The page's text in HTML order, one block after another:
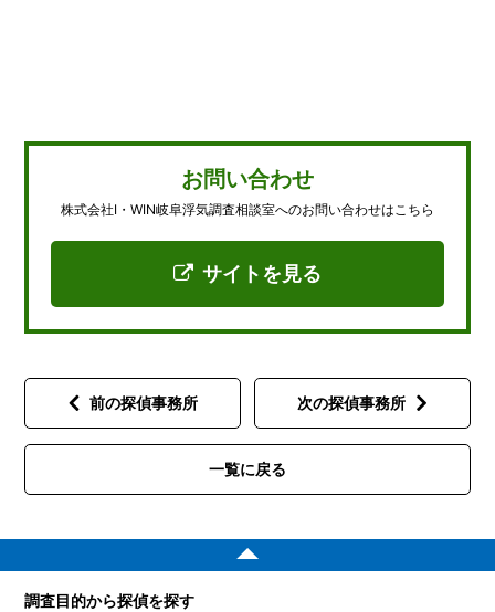
お問い合わせ
株式会社I・WIN岐阜浮気調査相談室へのお問い合わせはこちら
サイトを見る
前の探偵事務所
一覧に戻る
次の探偵事務所
調査目的から探偵を探す